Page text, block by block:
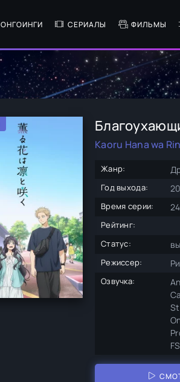
ОНГОИНГИ СЕРИАЛЫ ФИЛЬМЫ
Kaoru Hana wa
Жанр:
Год выхода:
Время серии:
Рейтинг:
Статус:
Режиссер:
Озвучка: